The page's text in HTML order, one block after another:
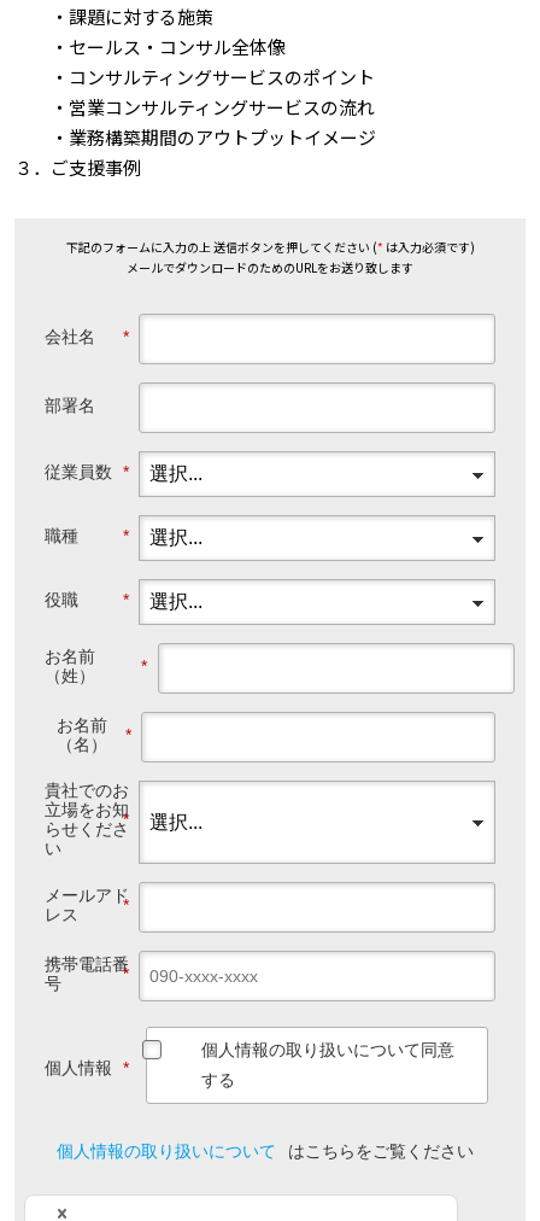
・課題に対する施策
・セールス・コンサル全体像
・コンサルティングサービスのポイント
・営業コンサルティングサービスの流れ
・業務構築期間のアウトプットイメージ
３．ご支援事例
下記のフォームに入力の上 送信ボタンを押してください (* は入力必須です)
メールでダウンロードのためのURLをお送り致します
*
会社名
部署名
*
従業員数
*
職種
*
役職
*
お名前
（姓）
*
お名前
（名）
*
貴社でのお
立場をお知
らせくださ
い
*
メールアド
レス
*
携帯電話番
号
*
個人情報
個人情報の取り扱いについて同意
する
個人情報の取り扱いについて はこちらをご覧ください